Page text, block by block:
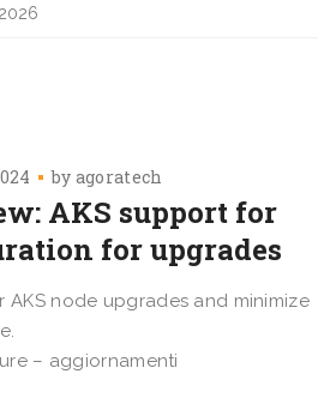
by agoratech
AKS support for
for upgrades
AKS node upgrades and minimize
– aggiornamenti